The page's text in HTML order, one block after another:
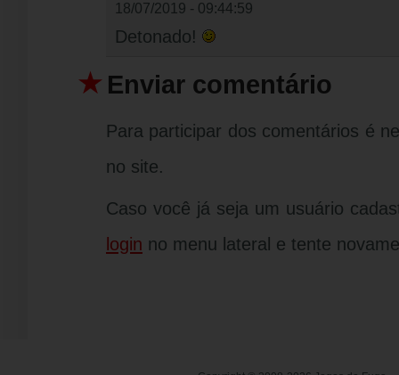
18/07/2019 - 09:44:59
Detonado!
Enviar comentário
Para participar dos comentários é
no site.
Caso você já seja um usuário
login no menu lateral e tente